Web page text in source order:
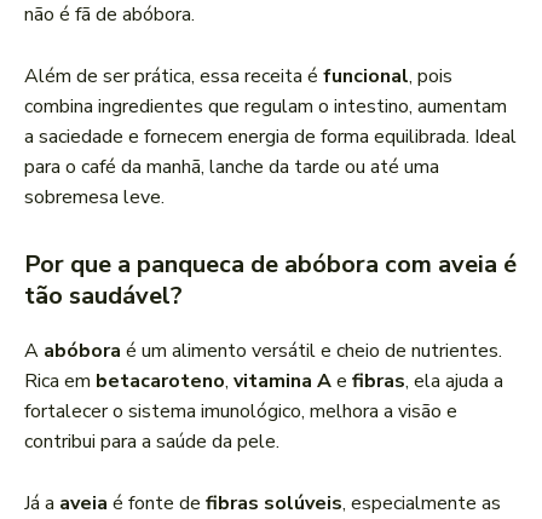
não é fã de abóbora.
Além de ser prática, essa receita é funcional, pois
combina ingredientes que regulam o intestino, aumentam
a saciedade e fornecem energia de forma equilibrada. Ideal
para o café da manhã, lanche da tarde ou até uma
sobremesa leve.
Por que a panqueca de abóbora com aveia é
tão saudável?
A abóbora é um alimento versátil e cheio de nutrientes.
Rica em betacaroteno, vitamina Ae fibras, ela ajuda a
fortalecer o sistema imunológico, melhora a visão e
contribui para a saúde da pele.
Já a aveia é fonte de fibras solúveis, especialmente as